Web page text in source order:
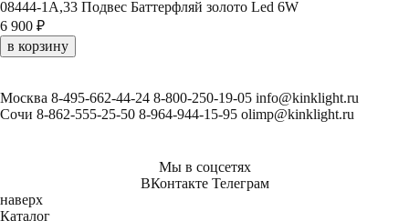
08444-1A,33 Подвес Баттерфляй золото Led 6W
6 900 ₽
в корзину
Москва 8-495-662-44-24 8-800-250-19-05 info@kinklight.ru
Сочи 8-862-555-25-50 8-964-944-15-95 olimp@kinklight.ru
Мы в соцсетях
ВКонтакте Телеграм
наверх
Каталог